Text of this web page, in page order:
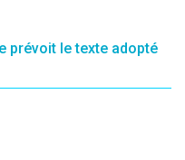
prévoit le texte adopté